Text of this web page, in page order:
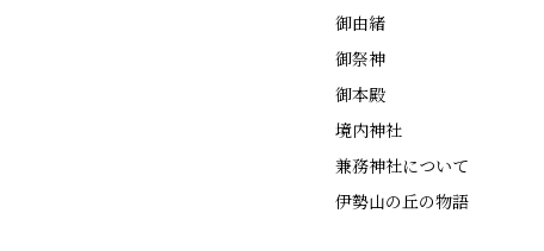
御由緒
御祭神
御本殿
境内神社
兼務神社について
伊勢山の丘の物語